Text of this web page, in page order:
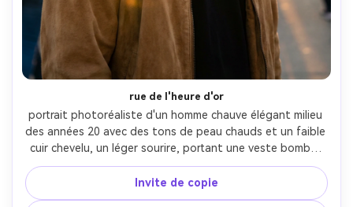
rue de l'heure d'or
portrait photoréaliste d'un homme chauve élégant milieu
des années 20 avec des tons de peau chauds et un faible
cuir chevelu, un léger sourire, portant une veste bomber
bronzée sur un tee-shirt noir et un collier à chaîne,
trottoir de ville à l'heure d'or avec éclair de soleil, lumière
de jante décrivant la tête et les épaules, Canon R5, 50mm
Invite de copie